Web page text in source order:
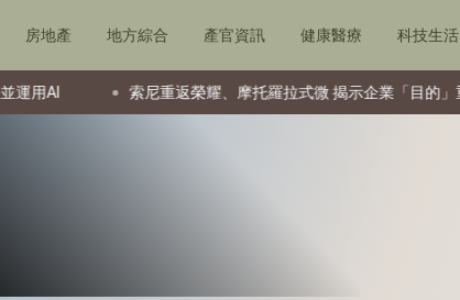
房地產 地方綜合 產官資訊 健康醫療 科技生活
索尼重返榮耀、摩托羅拉式微 揭示企業「目的」重於獲利